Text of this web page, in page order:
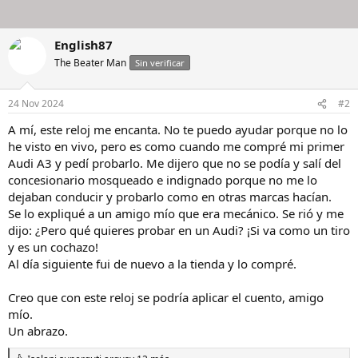
English87
The Beater Man Sin verificar
24 Nov 2024 #2
A mí, este reloj me encanta. No te puedo ayudar porque no lo
he visto en vivo, pero es como cuando me compré mi primer
Audi A3 y pedí probarlo. Me dijero que no se podía y salí del
concesionario mosqueado e indignado porque no me lo
dejaban conducir y probarlo como en otras marcas hacían.
Se lo expliqué a un amigo mío que era mecánico. Se rió y me
dijo: ¿Pero qué quieres probar en un Audi? ¡Si va como un tiro
y es un cochazo!
Al día siguiente fui de nuevo a la tienda y lo compré.
Creo que con este reloj se podría aplicar el cuento, amigo
mío.
Un abrazo.